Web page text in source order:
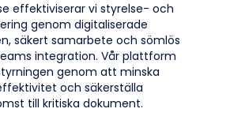
effektiviserar vi styrelse- och
genom digitaliserade
säkert samarbete och sömlös
integration. Vår plattform
genom att minska
och säkerställa
till kritiska dokument.